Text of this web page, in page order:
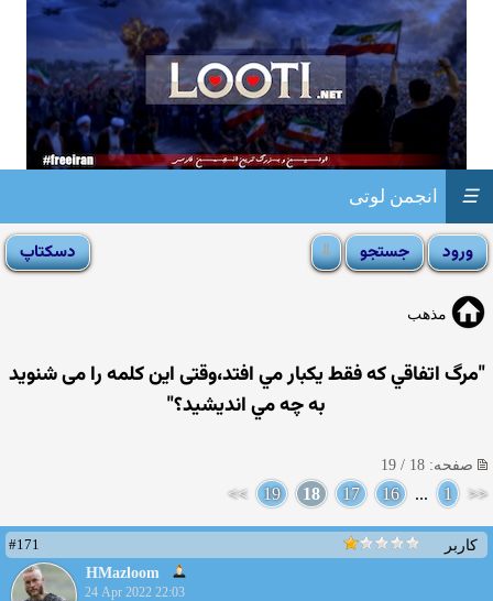
انجمن لوتی ☰
مذهب
"مرگ اتفاقي كه فقط يكبار مي افتد،وقتی اين كلمه را می شنوید
به چه مي انديشيد؟"
صفحه: 18 / 19
<<
1
...
16
17
18
19
>>
کاربر
#171
HMazloom
24 Apr 2022 22:03